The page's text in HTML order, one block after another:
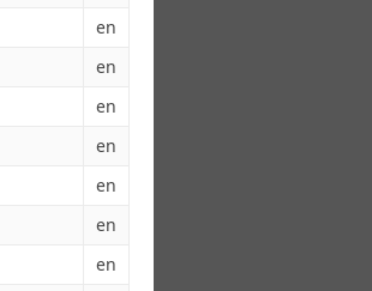
en
en
en
en
en
en
en